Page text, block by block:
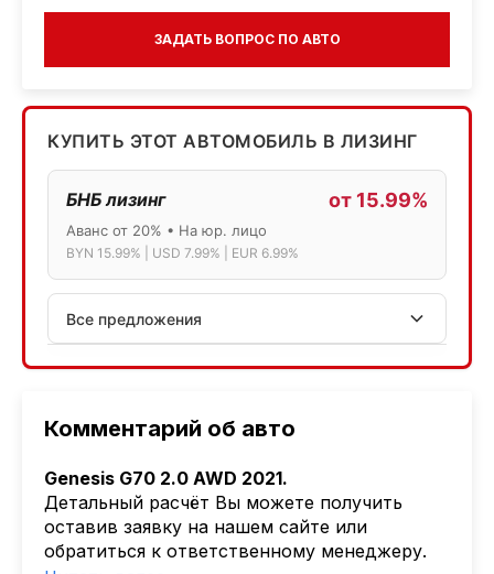
Комментарий об авто
Genesis G70 2.0 AWD 2021.
Детальный расчёт Вы можете получить
оставив заявку на нашем сайте или
обратиться к ответственному менеджеру.
ЗАДАТЬ ВОПРОС ПО АВТО
КУПИТЬ ЭТОТ АВТОМОБИЛЬ В ЛИЗИНГ
БНБ лизинг от 15.99%
Аванс от 20% • На юр. лицо
BYN 15.99% | USD 7.99% | EUR 6.99%
Все предложения
АСБ лизинг
Лизинг: BYN 17% | USD 7.99% | EUR 6.99%
Также доступен кредит "Проще простого" 18.9%
Активлизиг